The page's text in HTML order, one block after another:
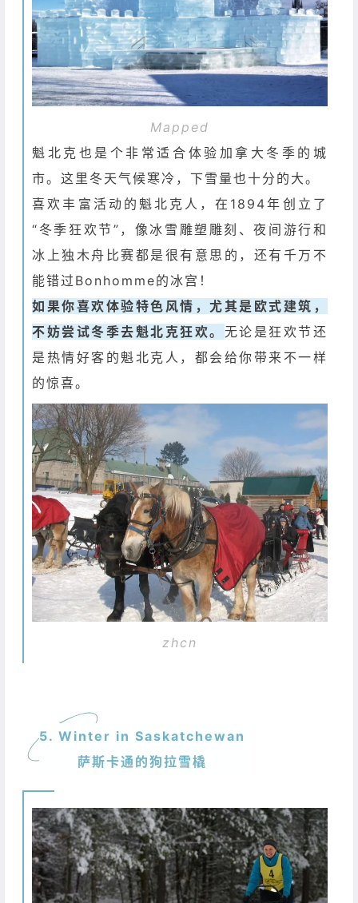
Mapped
魁北克也是个非常适合体验加拿大冬季的城
市。这里冬天气候寒冷，下雪量也十分的大。
喜欢丰富活动的魁北克人，在1894年创立了
“冬季狂欢节”，像冰雪雕塑雕刻、夜间游行和
冰上独木舟比赛都是很有意思的，还有千万不
能错过Bonhomme的冰宫！
如果你喜欢体验特色风情，尤其是欧式建筑，
不妨尝试冬季去魁北克狂欢。 无论是狂欢节还
是热情好客的魁北克人，都会给你带来不一样
的惊喜。
zhcn
5. Winter in Saskatchewan
萨斯卡通的狗拉雪橇